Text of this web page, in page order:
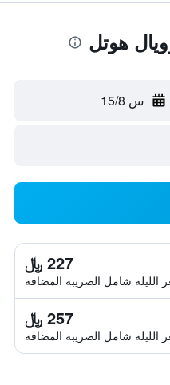
هوتل
س 15/8
227 ﷼
الليلة شامل الصريبة المضافة
257 ﷼
الليلة شامل الصريبة المضافة